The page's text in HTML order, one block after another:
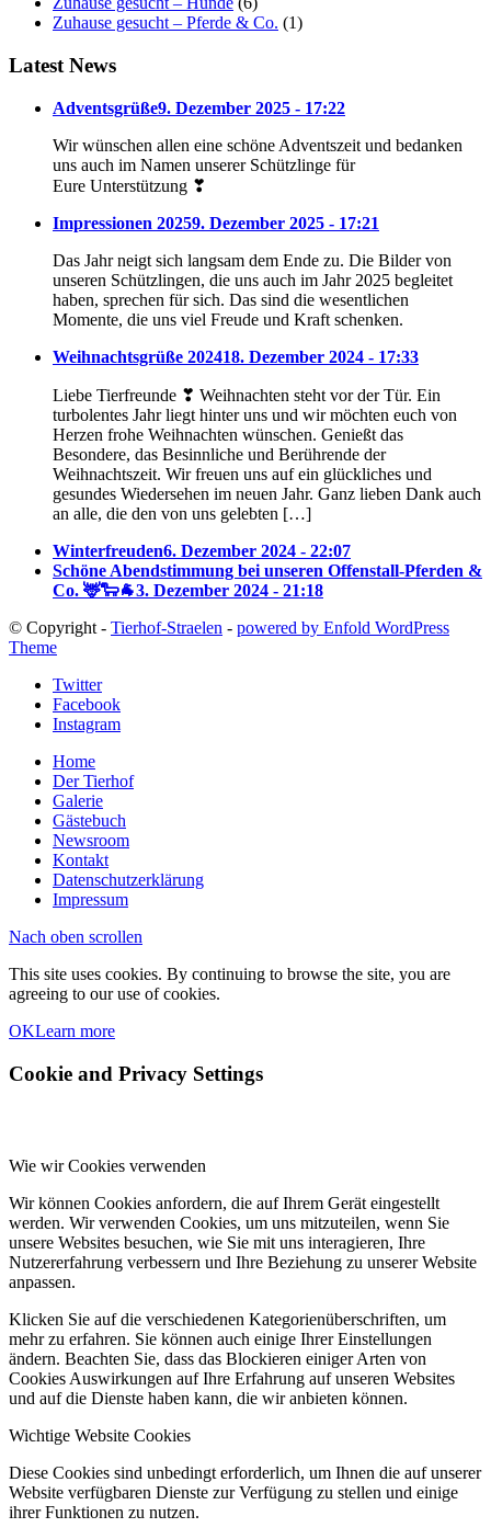
Zuhause gesucht – Pferde & Co. (1)
Latest News
Adventsgrüße9. Dezember 2025 - 17:22
Wir wünschen allen eine schöne Adventszeit und bedanken
uns auch im Namen unserer Schützlinge für
Eure Unterstützung ❣
Impressionen 20259. Dezember 2025 - 17:21
Das Jahr neigt sich langsam dem Ende zu. Die Bilder von
unseren Schützlingen, die uns auch im Jahr 2025 begleitet
haben, sprechen für sich. Das sind die wesentlichen
Momente, die uns viel Freude und Kraft schenken.
Weihnachtsgrüße 202418. Dezember 2024 - 17:33
Liebe Tierfreunde ❣ Weihnachten steht vor der Tür. Ein
turbolentes Jahr liegt hinter uns und wir möchten euch von
Herzen frohe Weihnachten wünschen. Genießt das
Besondere, das Besinnliche und Berührende der
Weihnachtszeit. Wir freuen uns auf ein glückliches und
gesundes Wiedersehen im neuen Jahr. Ganz lieben Dank auch
an alle, die den von uns gelebten […]
Winterfreuden6. Dezember 2024 - 22:07
Schöne Abendstimmung bei unseren Offenstall-Pferden &
Co. 🦌🐑🐐3. Dezember 2024 - 21:18
© Copyright - Tierhof-Straelen - powered by Enfold WordPress
Theme
Twitter
Facebook
Instagram
Home
Der Tierhof
Galerie
Gästebuch
Newsroom
Kontakt
Datenschutzerklärung
Impressum
Nach oben scrollen
This site uses cookies. By continuing to browse the site, you are
agreeing to our use of cookies.
OKLearn more
Cookie and Privacy Settings
Wie wir Cookies verwenden
Wir können Cookies anfordern, die auf Ihrem Gerät eingestellt
werden. Wir verwenden Cookies, um uns mitzuteilen, wenn Sie
unsere Websites besuchen, wie Sie mit uns interagieren, Ihre
Nutzererfahrung verbessern und Ihre Beziehung zu unserer Website
anpassen.
Klicken Sie auf die verschiedenen Kategorienüberschriften, um
mehr zu erfahren. Sie können auch einige Ihrer Einstellungen
ändern. Beachten Sie, dass das Blockieren einiger Arten von
Cookies Auswirkungen auf Ihre Erfahrung auf unseren Websites
und auf die Dienste haben kann, die wir anbieten können.
Wichtige Website Cookies
Diese Cookies sind unbedingt erforderlich, um Ihnen die auf unserer
Website verfügbaren Dienste zur Verfügung zu stellen und einige
ihrer Funktionen zu nutzen.